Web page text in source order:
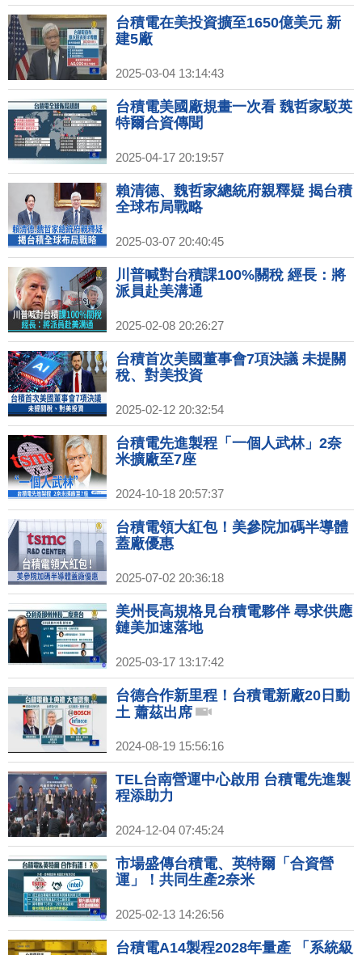
台積電在美投資擴至1650億美元 新
建5廠
2025-03-04 13:14:43
台積電美國廠規畫一次看 魏哲家駁英
特爾合資傳聞
2025-04-17 20:19:57
賴清德、魏哲家總統府親釋疑 揭台積
全球布局戰略
2025-03-07 20:40:45
川普喊對台積課100%關稅 經長：將
派員赴美溝通
2025-02-08 20:26:27
台積首次美國董事會7項決議 未提關
稅、對美投資
2025-02-12 20:32:54
台積電先進製程「一個人武林」2奈
米擴廠至7座
2024-10-18 20:57:37
台積電領大紅包！美參院加碼半導體
蓋廠優惠
2025-07-02 20:36:18
美州長高規格見台積電夥伴 尋求供應
鏈美加速落地
2025-03-17 13:17:42
台德合作新里程！台積電新廠20日動
土 蕭茲出席
2024-08-19 15:56:16
TEL台南營運中心啟用 台積電先進製
程添助力
2024-12-04 07:45:24
市場盛傳台積電、英特爾「合資營
運」！共同生產2奈米
2025-02-13 14:26:56
台積電A14製程2028年量產 「系統級